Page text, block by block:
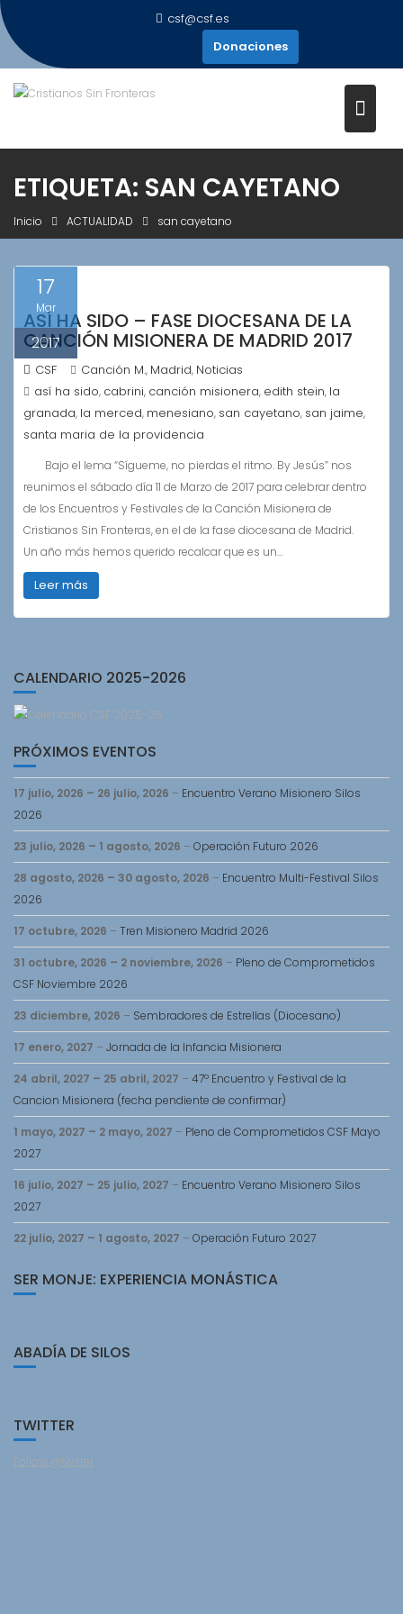
Saltar
al
contenido
csf@csf.es
Donaciones
ETIQUETA: SAN CAYETANO
Inicio ACTUALIDAD san cayetano
17
Mar
2017
ASÍ HA SIDO – FASE DIOCESANA DE LA
CANCIÓN MISIONERA DE MADRID 2017
CSF Canción M., Madrid, Noticias
así ha sido, cabrini, canción misionera, edith stein, la
granada, la merced, menesiano, san cayetano, san jaime,
santa maria de la providencia
Bajo el lema “Sígueme, no pierdas el ritmo. By Jesús” nos
reunimos el sábado día 11 de Marzo de 2017 para celebrar dentro
de los Encuentros y Festivales de la Canción Misionera de
Cristianos Sin Fronteras, en el de la fase diocesana de Madrid.
Un año más hemos querido recalcar que es un…
Leer más
CALENDARIO 2025-2026
PRÓXIMOS EVENTOS
17 julio, 2026 – 26 julio, 2026 – Encuentro Verano Misionero Silos
2026
23 julio, 2026 – 1 agosto, 2026 – Operación Futuro 2026
28 agosto, 2026 – 30 agosto, 2026 – Encuentro Multi-Festival Silos
2026
17 octubre, 2026 – Tren Misionero Madrid 2026
31 octubre, 2026 – 2 noviembre, 2026 – Pleno de Comprometidos
CSF Noviembre 2026
23 diciembre, 2026 – Sembradores de Estrellas (Diocesano)
17 enero, 2027 – Jornada de la Infancia Misionera
24 abril, 2027 – 25 abril, 2027 – 47º Encuentro y Festival de la
Cancion Misionera (fecha pendiente de confirmar)
1 mayo, 2027 – 2 mayo, 2027 – Pleno de Comprometidos CSF Mayo
2027
16 julio, 2027 – 25 julio, 2027 – Encuentro Verano Misionero Silos
2027
22 julio, 2027 – 1 agosto, 2027 – Operación Futuro 2027
SER MONJE: EXPERIENCIA MONÁSTICA
ABADÍA DE SILOS
TWITTER
Follow @twitter